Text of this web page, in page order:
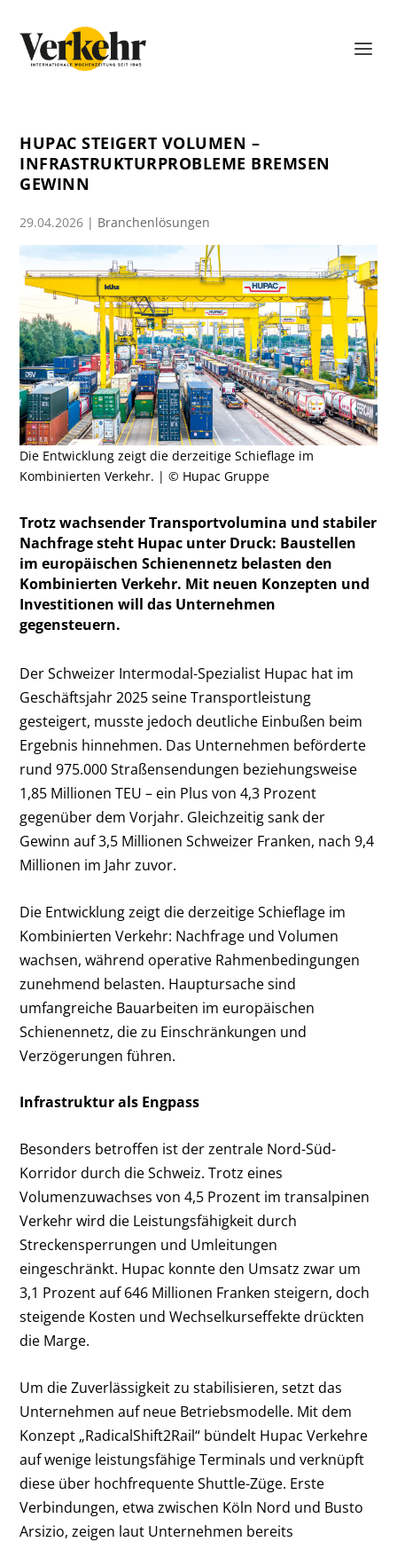
HUPAC STEIGERT VOLUMEN –
INFRASTRUKTURPROBLEME BREMSEN
GEWINN
29.04.2026 | Branchenlösungen
Die Entwicklung zeigt die derzeitige Schieflage im
Kombinierten Verkehr. | © Hupac Gruppe
Trotz wachsender Transportvolumina und stabiler
Nachfrage steht Hupac unter Druck: Baustellen
im europäischen Schienennetz belasten den
Kombinierten Verkehr. Mit neuen Konzepten und
Investitionen will das Unternehmen
gegensteuern.
Der Schweizer Intermodal-Spezialist Hupac hat im
Geschäftsjahr 2025 seine Transportleistung
gesteigert, musste jedoch deutliche Einbußen beim
Ergebnis hinnehmen. Das Unternehmen beförderte
rund 975.000 Straßensendungen beziehungsweise
1,85 Millionen TEU – ein Plus von 4,3 Prozent
gegenüber dem Vorjahr. Gleichzeitig sank der
Gewinn auf 3,5 Millionen Schweizer Franken, nach 9,4
Millionen im Jahr zuvor.
Die Entwicklung zeigt die derzeitige Schieflage im
Kombinierten Verkehr: Nachfrage und Volumen
wachsen, während operative Rahmenbedingungen
zunehmend belasten. Hauptursache sind
umfangreiche Bauarbeiten im europäischen
Schienennetz, die zu Einschränkungen und
Verzögerungen führen.
Infrastruktur als Engpass
Besonders betroffen ist der zentrale Nord-Süd-
Korridor durch die Schweiz. Trotz eines
Volumenzuwachses von 4,5 Prozent im transalpinen
Verkehr wird die Leistungsfähigkeit durch
Streckensperrungen und Umleitungen
eingeschränkt. Hupac konnte den Umsatz zwar um
3,1 Prozent auf 646 Millionen Franken steigern, doch
steigende Kosten und Wechselkurseffekte drückten
die Marge.
Um die Zuverlässigkeit zu stabilisieren, setzt das
Unternehmen auf neue Betriebsmodelle. Mit dem
Konzept „RadicalShift2Rail“ bündelt Hupac Verkehre
auf wenige leistungsfähige Terminals und verknüpft
diese über hochfrequente Shuttle-Züge. Erste
Verbindungen, etwa zwischen Köln Nord und Busto
Arsizio, zeigen laut Unternehmen bereits